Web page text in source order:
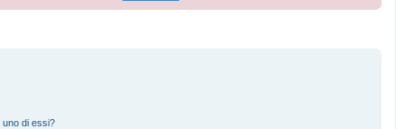
di essi?